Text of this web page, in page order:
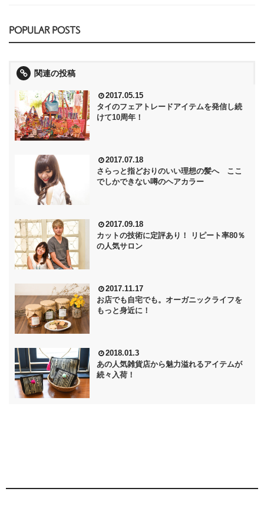
POPULAR POSTS
関連の投稿
2017.05.15
タイのフェアトレードアイテムを発信し続
けて10周年！
2017.07.18
さらっと指どおりのいい理想の髪へ ここ
でしかできない噂のヘアカラー
2017.09.18
カットの技術に定評あり！ リピート率80％
の人気サロン
2017.11.17
お店でも自宅でも。オーガニックライフを
もっと身近に！
2018.01.3
あの人気雑貨店から魅力溢れるアイテムが
続々入荷！